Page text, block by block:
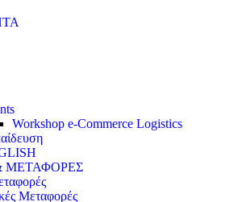
Workshop e-Commerce Logistics
ΜΕΤΑΦΟΡΕΣ
Μεταφορές